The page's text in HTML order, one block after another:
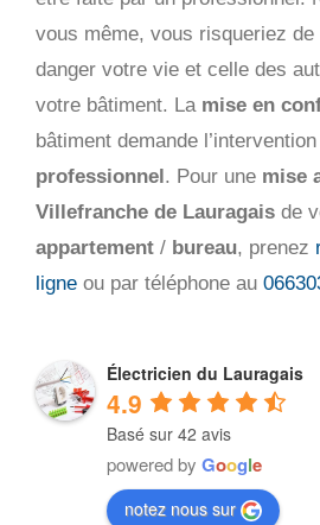
vous même, vous risqueriez
danger votre vie et celle des
votre bâtiment. La mise en
bâtiment demande l’intervention
professionnel. Pour une mise
Villefranche de Lauragais de
appartement / bureau, prenez
ligne ou par téléphone au
Électricien du Lauragais
4.9
Basé sur 42 avis
powered by Google
notez nous sur